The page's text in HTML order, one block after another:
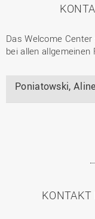
Das Welcome
bei allen allgemeinen
Poniatowski, Aline
KONTAKT